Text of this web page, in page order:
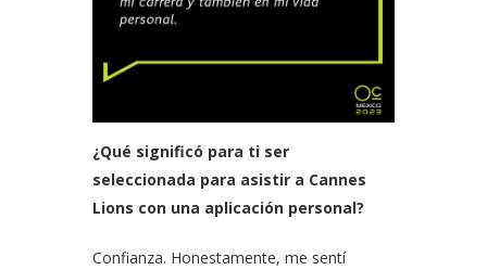
¿Qué significó para ti ser
seleccionada para asistir a Cannes
Lions con una aplicación personal?
Confianza. Honestamente, me sentí